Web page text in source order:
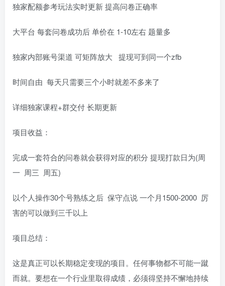
独家配额参考玩法实时更新 提高问卷正确率
大平台 每套问卷成功后 单价在 1-10左右 题量多
独家内部账号渠道 可矩阵放大 提现可到同一个zfb
时间自由 每天只需要三个小时就差不多来了
详细独家课程+群交付 长期更新
项目收益：
完成一套符合的问卷就会获得对应的积分 提现打款日为(周
一 周三 周五)
以个人操作30个号熟练之后 保守点说 一个月1500-2000 厉
害的可以做到三千以上
项目总结：
这是真正可以长期稳定变现的项目。任何事物都不可能一蹴
而就。要想在一个行业里取得成绩，必须得坚持不懈地持续